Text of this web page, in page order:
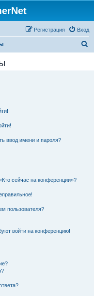
Вход
Регистрация
ввод имени и пароля?
сейчас на конференции»?
пользователя?
войти на конференцию!